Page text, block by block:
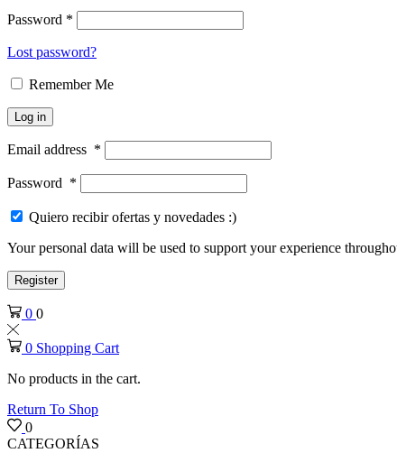
Password *
Lost password?
Remember Me
Log in
Email address *
Password *
Quiero recibir ofertas y novedades :)
Your personal data will be used to support your experience
Register
0 0
0 Shopping Cart
No products in the cart.
Return To Shop
0
CATEGORÍAS